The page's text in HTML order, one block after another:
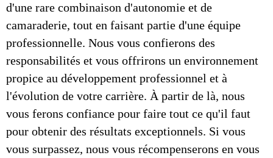
d'une rare combinaison d'autonomie et de
camaraderie, tout en faisant partie d'une équipe
professionnelle. Nous vous confierons des
responsabilités et vous offrirons un environnement
propice au développement professionnel et à
l'évolution de votre carrière. À partir de là, nous
vous ferons confiance pour faire tout ce qu'il faut
pour obtenir des résultats exceptionnels. Si vous
vous surpassez, nous vous récompenserons en vous